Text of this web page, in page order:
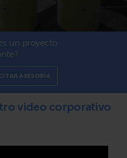
un proyecto
ASESORÍA
video corporativo